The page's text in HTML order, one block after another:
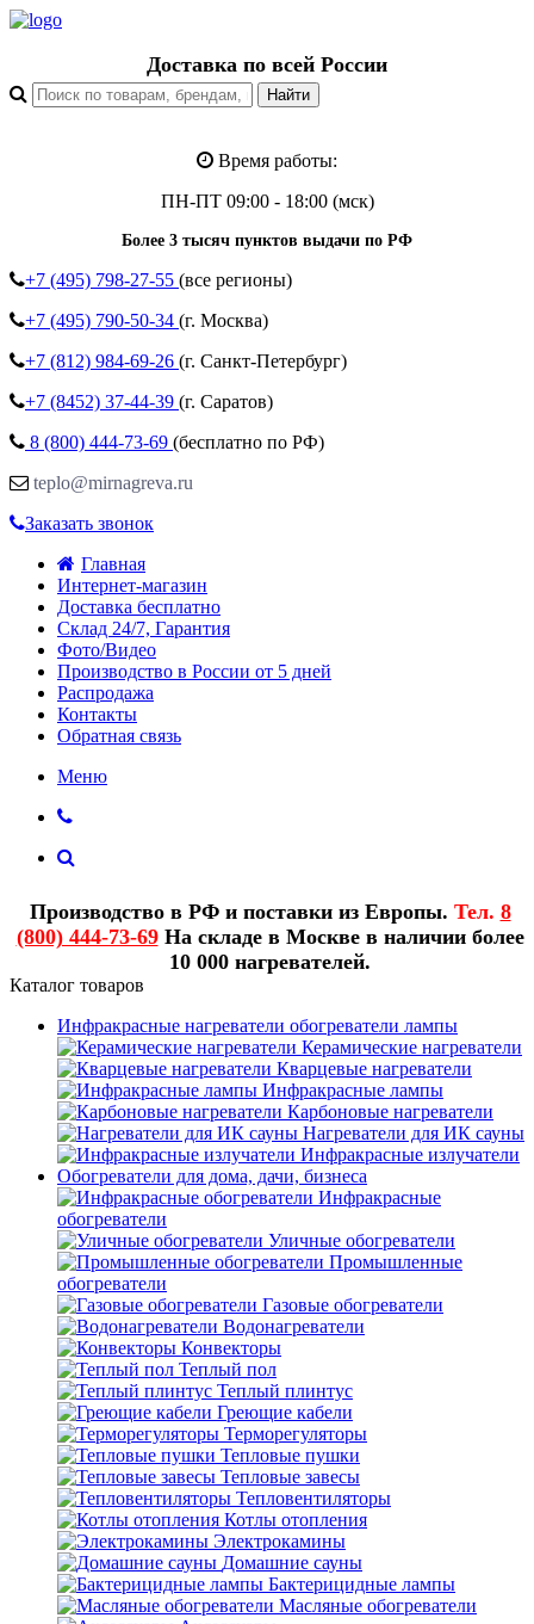
Доставка по всей России
Время работы:
ПН-ПТ 09:00 - 18:00 (мск)
Более 3 тысяч пунктов выдачи по РФ
+7 (495) 798-27-55 (все регионы)
+7 (495) 790-50-34 (г. Москва)
+7 (812) 984-69-26 (г. Санкт-Петербург)
+7 (8452) 37-44-39 (г. Саратов)
8 (800) 444-73-69 (бесплатно по РФ)
teplo@mirnagreva.ru
Заказать звонок
Главная
Интернет-магазин
Доставка бесплатно
Склад 24/7, Гарантия
Фото/Видео
Производство в России от 5 дней
Распродажа
Контакты
Обратная связь
Меню
Производство в РФ и поставки из Европы. Тел. 8
(800) 444-73-69На складе в Москве в наличии более
10 000 нагревателей.
Каталог товаров
Инфракрасные нагреватели обогреватели лампы
Керамические нагреватели
Кварцевые нагреватели
Инфракрасные лампы
Карбоновые нагреватели
Нагреватели для ИК сауны
Инфракрасные излучатели
Обогреватели для дома, дачи, бизнеса
Инфракрасные
обогреватели
Уличные обогреватели
Промышленные
обогреватели
Газовые обогреватели
Водонагреватели
Конвекторы
Теплый пол
Теплый плинтус
Греющие кабели
Терморегуляторы
Тепловые пушки
Тепловые завесы
Тепловентиляторы
Котлы отопления
Электрокамины
Домашние сауны
Бактерицидные лампы
Масляные обогреватели